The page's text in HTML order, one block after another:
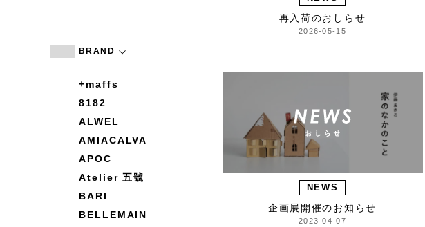
BRAND
+maffs
8182
ALWEL
AMIACALVA
APOC
Atelier 五號
BARI
BELLEMAIN
再入荷のおしらせ
2026-05-15
NEWS
企画展開催のお知らせ
2023-04-07